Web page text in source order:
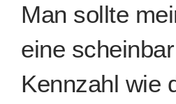
Man sollte
eine
Kennzahl wie